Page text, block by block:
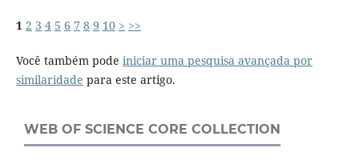
1 2 3 4 5 6 7 8 9 10 > >>
Você também pode iniciar uma pesquisa avançada por
similaridade para este artigo.
WEB OF SCIENCE CORE COLLECTION